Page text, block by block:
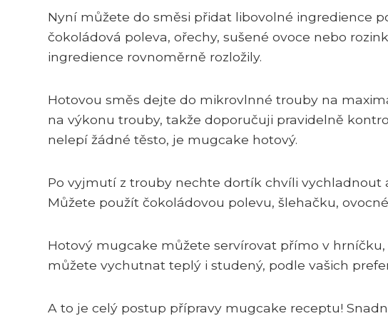
Nyní můžete do směsi přidat libovolné ingredience
čokoládová poleva, ořechy, sušené ovoce nebo
ingredience rovnoměrně rozložily.
Hotovou směs dejte do mikrovlnné trouby na
na výkonu trouby, takže doporučuji pravidelně
nelepí žádné těsto, je mugcake hotový.
Po vyjmutí z trouby nechte dortík chvíli vychladnout
Můžete použít čokoládovou polevu, šlehačku,
Hotový mugcake můžete servírovat přímo v
můžete vychutnat teplý i studený, podle vašich
A to je celý postup přípravy mugcake receptu!